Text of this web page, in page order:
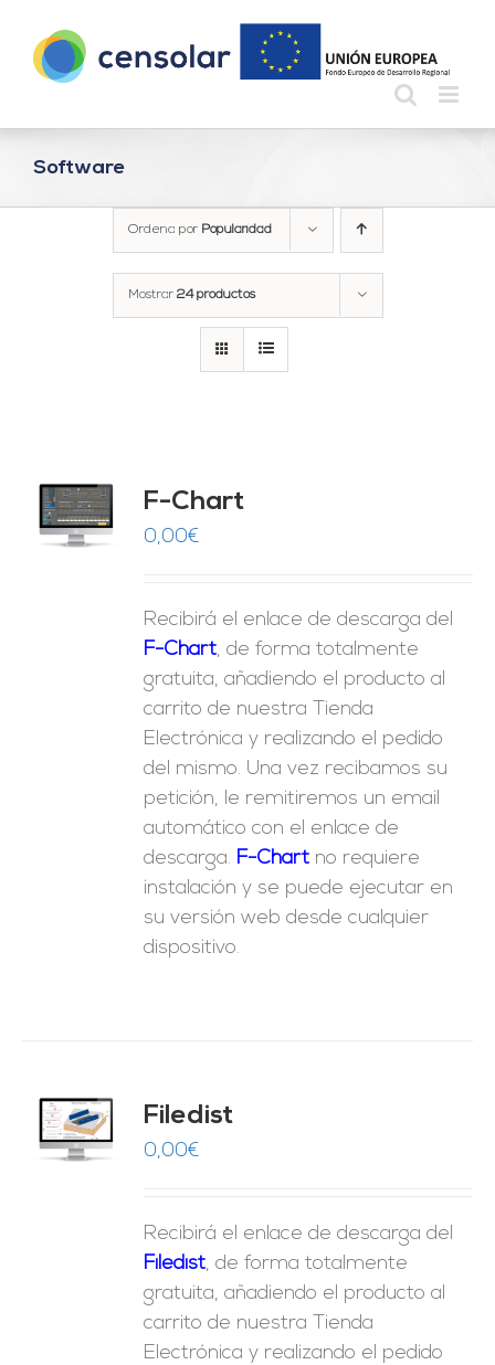
contenido
Software
Ordena por Popularidad
Mostrar 24 productos
F-Chart
0,00€
Recibirá el enlace de descarga del
F-Chart, de forma totalmente
gratuita, añadiendo el producto al
carrito de nuestra Tienda
Electrónica y realizando el pedido
del mismo. Una vez recibamos su
petición, le remitiremos un email
automático con el enlace de
descarga. F-Chart no requiere
instalación y se puede ejecutar en
su versión web desde cualquier
dispositivo.
Filedist
0,00€
Recibirá el enlace de descarga del
Filedist, de forma totalmente
gratuita, añadiendo el producto al
carrito de nuestra Tienda
Electrónica y realizando el pedido